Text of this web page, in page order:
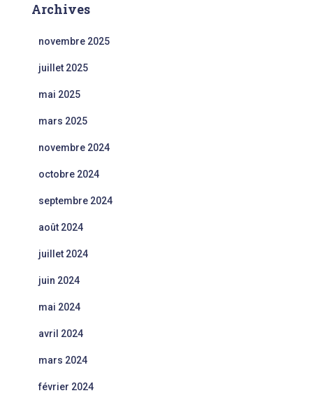
Archives
novembre 2025
juillet 2025
mai 2025
mars 2025
novembre 2024
octobre 2024
septembre 2024
août 2024
juillet 2024
juin 2024
mai 2024
avril 2024
mars 2024
février 2024